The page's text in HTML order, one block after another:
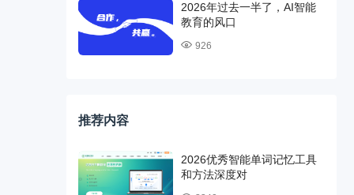
2026年过去一半了，AI智能
教育的风口
926
推荐内容
2026优秀智能单词记忆工具
和方法深度对